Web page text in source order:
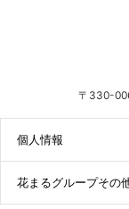
〒330-
個人情報
花まるグループその